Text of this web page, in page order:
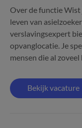
Over de functie
leven van
verslavingsexpert
opvanglocatie. Je
mensen die al zoveel
Bekijk vacature